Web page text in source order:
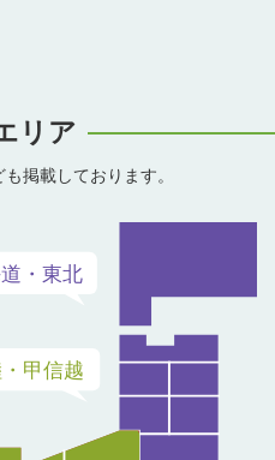
リア
掲載しております。